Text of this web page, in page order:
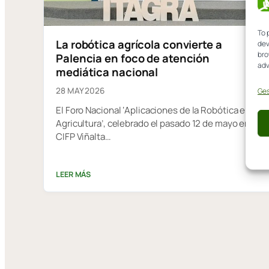
To
La robótica agrícola convierte a
Palencia en foco de atención
mediática nacional
28 MAY 2026
El Foro Nacional ‘Aplicaciones de la Robótica en la
Agricultura’, celebrado el pasado 12 de mayo en el
CIFP Viñalta…
LEER MÁS